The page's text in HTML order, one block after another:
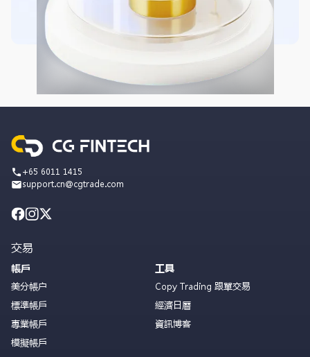
+65 6011 1415
support.cn@cgtrade.com
交易
帳戶
美分帳户
標準帳戶
專業帳戶
模擬帳戶
工具
Copy Trading 跟單交易
經濟日曆
資訊博客